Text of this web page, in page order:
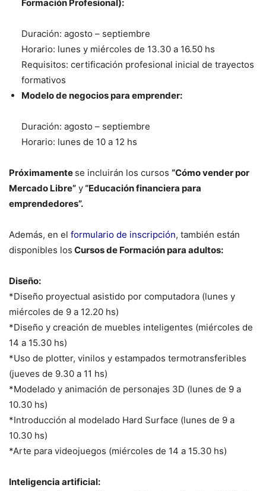
Formación Profesional):
Duración: agosto – septiembre
Horario: lunes y miércoles de 13.30 a 16.50 hs
Requisitos: certificación profesional inicial de trayectos
formativos
Modelo de negocios para emprender:
Duración: agosto – septiembre
Horario: lunes de 10 a 12 hs
Próximamente se incluirán los cursos “Cómo vender por
Mercado Libre” y“Educación financiera para
emprendedores”.
Además, en el formulario de inscripción, también están
disponibles los Cursos de Formación para adultos:
Diseño:
*Diseño proyectual asistido por computadora (lunes y
miércoles de 9 a 12.20 hs)
*Diseño y creación de muebles inteligentes (miércoles de
14 a 15.30 hs)
*Uso de plotter, vinilos y estampados termotransferibles
(jueves de 9.30 a 11 hs)
*Modelado y animación de personajes 3D (lunes de 9 a
10.30 hs)
*Introducción al modelado Hard Surface (lunes de 9 a
10.30 hs)
*Arte para videojuegos (miércoles de 14 a 15.30 hs)
Inteligencia artificial: